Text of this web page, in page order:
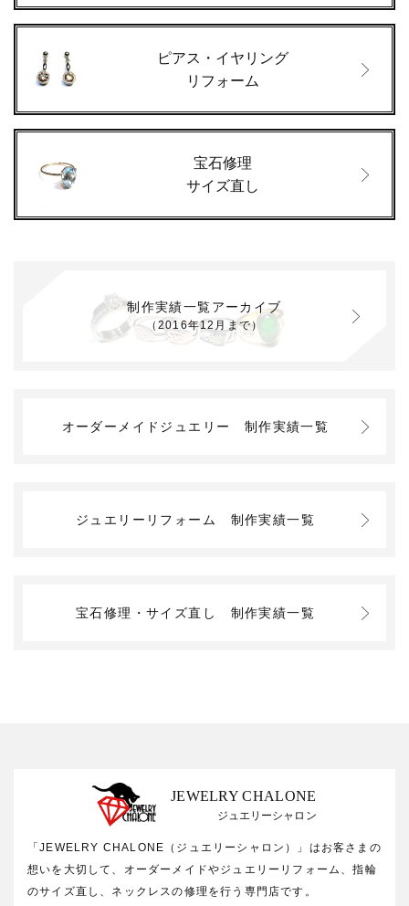
ピアス・イヤリング
リフォーム
宝石修理
サイズ直し
制作実績一覧アーカイブ
（2016年12月まで）
オーダーメイドジュエリー 制作実績一覧
ジュエリーリフォーム 制作実績一覧
宝石修理・サイズ直し 制作実績一覧
JEWELRY CHALONE
ジュエリーシャロン
「JEWELRY CHALONE（ジュエリーシャロン）」はお客さまの
想いを大切して、オーダーメイドやジュエリーリフォーム、指輪
のサイズ直し、ネックレスの修理を行う専門店です。